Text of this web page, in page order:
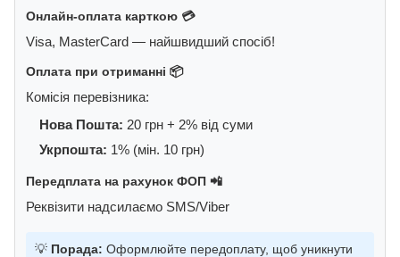
Онлайн-оплата карткою 💳
Visa, MasterCard — найшвидший спосіб!
Оплата при отриманні 📦
Комісія перевізника:
Нова Пошта: 20 грн + 2% від суми
Укрпошта: 1% (мін. 10 грн)
Передплата на рахунок ФОП 📲
Реквізити надсилаємо SMS/Viber
💡 Порада: Оформлюйте передоплату, щоб уникнути